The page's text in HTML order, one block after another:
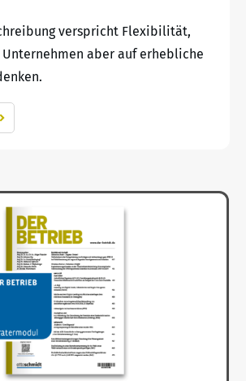
verspricht Flexibilität,
aber auf erhebliche